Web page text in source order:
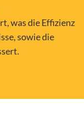
was die Effizienz
sowie die